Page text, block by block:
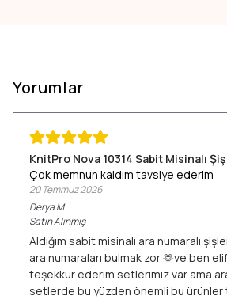
Yorumlar
KnitPro Nova 10314 Sabit Misinalı
Çok memnun kaldım tavsiye ederim
20 Temmuz 2026
DeryaM.
Satın Alınmış
Aldığım sabit misinalı ara numaralı
ara numaraları bulmak zor 🫶ve ben
teşekkür ederim setlerimiz var ama
setlerde bu yüzden önemli bu